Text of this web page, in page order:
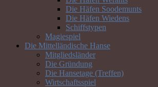
Die Häfen Soodemunts
Die Häfen Wiedens
Schiffstypen
Magiespiel
Die Mittelländische Hanse
Mitgliedsländer
Die Gründung
Die Hansetage (Treffen)
Wirtschaftsspiel